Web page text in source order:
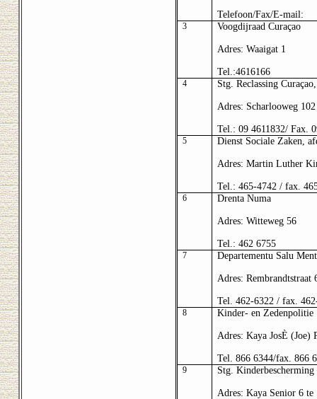
Telefoon/Fax/E-mail:
3 Voogdijraad Curaçao
Adres: Waaigat 1
Tel.:4616166
4 Stg. Reclassing
Adres: Scharlooweg 102
Tel.: 09 4611832/ Fax.
5 Dienst Sociale Zaken,
Adres: Martin Luther
Tel.: 465-4742 / fax.
6 Drenta Numa
Adres: Witteweg 56
Tel.: 462 6755
7 Departementu Salu
Adres: Rembrandtstraat
Tel. 462-6322 / fax.
8 Kinder- en Zedenpolitie
Adres: Kaya JosÈ (Joe)
Tel. 866 6344/fax. 866
9 Stg. Kinderbescherming
Adres: Kaya Senior 6 te